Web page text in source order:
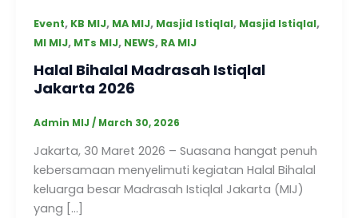
Event, KB MIJ, MA MIJ, Masjid Istiqlal, Masjid Istiqlal,
MI MIJ, MTs MIJ, NEWS, RA MIJ
Halal Bihalal Madrasah Istiqlal
Jakarta 2026
Admin MIJ / March 30, 2026
Jakarta, 30 Maret 2026 – Suasana hangat penuh
kebersamaan menyelimuti kegiatan Halal Bihalal
keluarga besar Madrasah Istiqlal Jakarta (MIJ)
yang […]